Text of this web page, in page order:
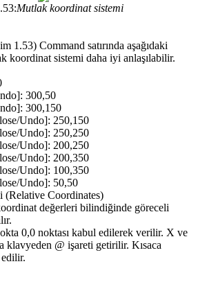
Mutlak koordinat sistemi
1.53) Command satırında aşağıdaki
koordinat sistemi daha iyi anlaşılabilir.
300,50
300,150
Undo]: 250,150
Undo]: 250,250
Undo]: 200,250
Undo]: 200,350
Undo]: 100,350
Undo]: 50,50
(Relative Coordinates)
değerleri bilindiğinde göreceli
0,0 noktası kabul edilerek verilir. X ve
klavyeden @ işareti getirilir. Kısaca